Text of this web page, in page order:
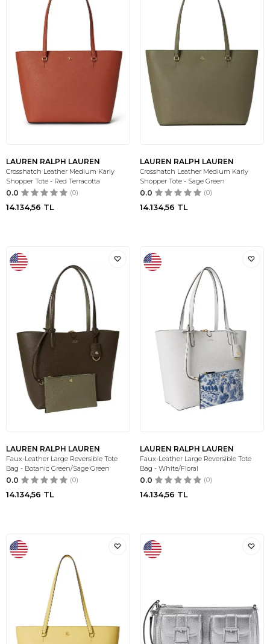
LAUREN RALPH LAUREN
Crosshatch Leather Medium Karly
Shopper Tote - Red Terracotta
0.0 (0)
14.134,56 TL
LAUREN RALPH LAUREN
Crosshatch Leather Medium Karly
Shopper Tote - Sage Green
0.0 (0)
14.134,56 TL
LAUREN RALPH LAUREN
Faux-Leather Large Reversible Tote
Bag - Botanic Green/Sage Green
0.0 (0)
14.134,56 TL
LAUREN RALPH LAUREN
Faux-Leather Large Reversible Tote
Bag - White/Floral
0.0 (0)
14.134,56 TL